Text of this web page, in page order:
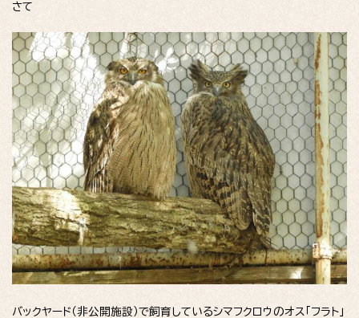
さて
バックヤード（非公開施設）で飼育しているシマフクロウのオス「フラト」